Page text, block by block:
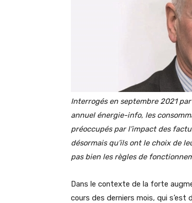
Interrogés en septembre 2021
annuel énergie-info, les
préoccupés par l’impact des
désormais qu’ils ont le choix de
pas bien les règles de
Dans le contexte de la forte
cours des derniers mois, qui